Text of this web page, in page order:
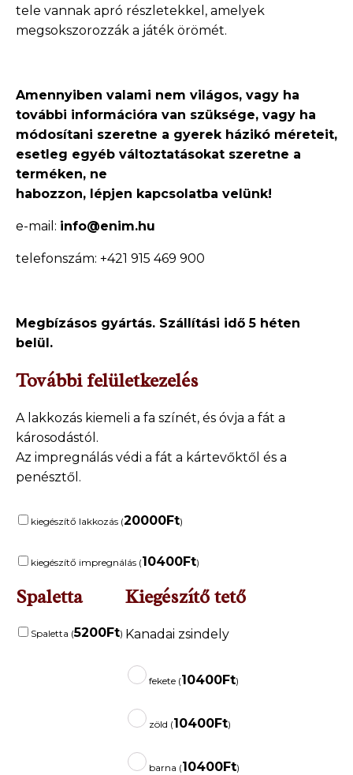
tele vannak apró részletekkel, amelyek
megsokszorozzák a játék örömét.
Amennyiben valami nem világos, vagy ha
további információra van szüksége, vagy ha
módosítani szeretne a gyerek házikó méreteit,
esetleg egyéb változtatásokat szeretne a
terméken, ne
habozzon, lépjen kapcsolatba velünk!
e-mail: info@enim.hu
telefonszám: +421 915 469 900
Megbízásos gyártás. Szállítási idő 5 héten
belül.
További felületkezelés
A lakkozás kiemeli a fa színét, és óvja a fát a
károsodástól.
Az impregnálás védi a fát a kártevőktől és a
penésztől.
kiegészítő lakkozás (20000Ft)
kiegészítő impregnálás (10400Ft)
Spaletta
Spaletta (5200Ft)
Kiegészítő tető
Kanadai zsindely
fekete (10400Ft)
zöld (10400Ft)
barna (10400Ft)